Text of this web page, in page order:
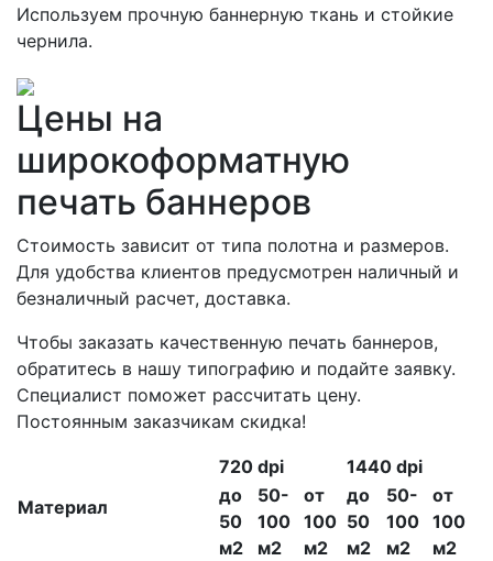
Используем прочную баннерную ткань и стойкие
чернила.
Цены на
широкоформатную
печать баннеров
Стоимость зависит от типа полотна и размеров.
Для удобства клиентов предусмотрен наличный и
безналичный расчет, доставка.
Чтобы заказать качественную печать баннеров,
обратитесь в нашу типографию и подайте заявку.
Специалист поможет рассчитать цену.
Постоянным заказчикам скидка!
Материал
720 dpi
1440 dpi
до
50
м2
50-
100
м2
от
100
м2
до
50
м2
50-
100
м2
от
100
м2